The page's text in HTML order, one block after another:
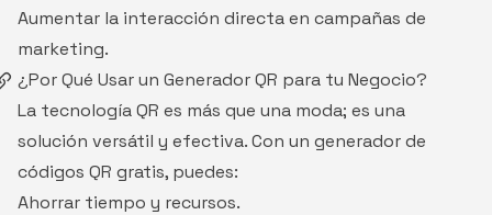
Aumentar la interacción directa en campañas de
marketing.
¿Por Qué Usar un Generador QR para tu Negocio?
La tecnología QR es más que una moda; es una
solución versátil y efectiva. Con un generador de
códigos QR gratis, puedes:
Ahorrar tiempo y recursos.